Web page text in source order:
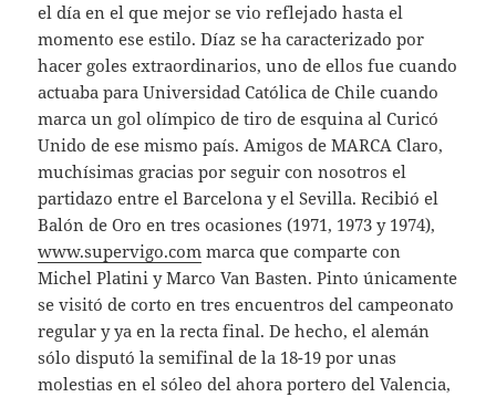
el día en el que mejor se vio reflejado hasta el
momento ese estilo. Díaz se ha caracterizado por
hacer goles extraordinarios, uno de ellos fue cuando
actuaba para Universidad Católica de Chile cuando
marca un gol olímpico de tiro de esquina al Curicó
Unido de ese mismo país. Amigos de MARCA Claro,
muchísimas gracias por seguir con nosotros el
partidazo entre el Barcelona y el Sevilla. Recibió el
Balón de Oro en tres ocasiones (1971, 1973 y 1974),
www.supervigo.com marca que comparte con
Michel Platini y Marco Van Basten. Pinto únicamente
se visitó de corto en tres encuentros del campeonato
regular y ya en la recta final. De hecho, el alemán
sólo disputó la semifinal de la 18-19 por unas
molestias en el sóleo del ahora portero del Valencia,